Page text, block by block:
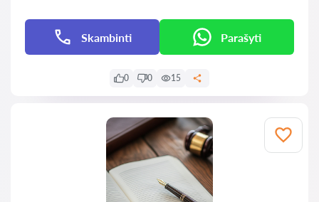
Skambinti Parašyti
0 0 15